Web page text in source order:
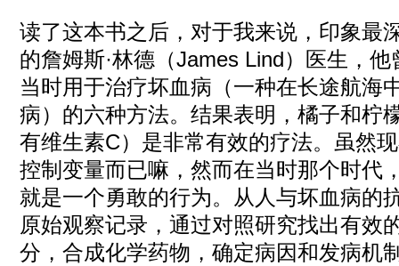
读了这本书之后，对于我来说，印象最
的詹姆斯·林德（James Lind）医生，
当时用于治疗坏血病（一种在长途航海
病）的六种方法。结果表明，橘子和柠
有维生素C）是非常有效的疗法。虽然
控制变量而已嘛，然而在当时那个时代
就是一个勇敢的行为。从人与坏血病的
原始观察记录，通过对照研究找出有效
分，合成化学药物，确定病因和发病机